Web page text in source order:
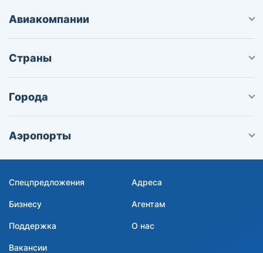
Авиакомпании
Страны
Города
Аэропорты
Спецпредложения Адреса
Бизнесу Агентам
Поддержка О нас
Вакансии